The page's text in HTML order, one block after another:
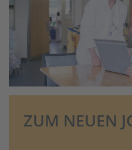
ZUM NEUEN